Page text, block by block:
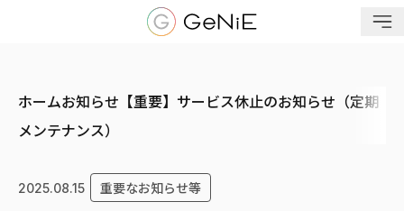
ホームお知らせ 【重要】サービス休止のお知らせ（定期
メンテナンス）
2025.08.15 重要なお知らせ等